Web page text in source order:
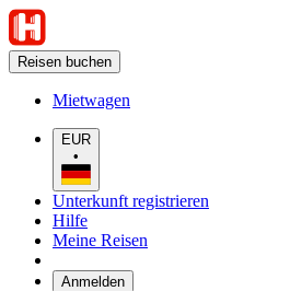
Reisen buchen
Mietwagen
EUR
•
Unterkunft registrieren
Hilfe
Meine Reisen
Anmelden